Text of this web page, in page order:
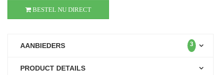
BESTEL NU DIRECT
AANBIEDERS 3
PRODUCT DETAILS